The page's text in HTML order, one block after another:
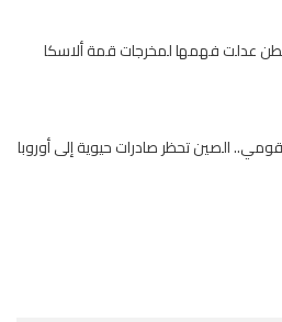
عدلت فهمها لمخرجات قمة ألاسكا
الصين تحظر صادرات حيوية إلى أوروبا